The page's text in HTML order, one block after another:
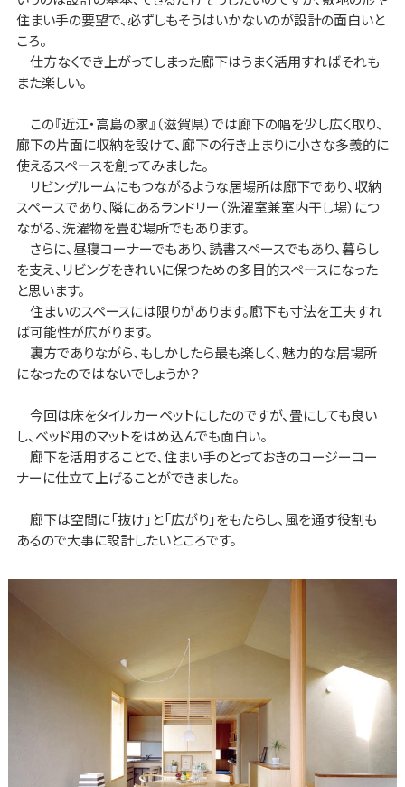
住まい手の要望で、必ずしもそうはいかないのが設計の面白いと
ころ。
仕方なくでき上がってしまった廊下はうまく活用すればそれも
また楽しい。
この『近江・高島の家』（滋賀県）では廊下の幅を少し広く取り、
廊下の片面に収納を設けて、廊下の行き止まりに小さな多義的に
使えるスペースを創ってみました。
リビングルームにもつながるような居場所は廊下であり、収納
スペースであり、隣にあるランドリー（洗濯室兼室内干し場）につ
ながる、洗濯物を畳む場所でもあります。
さらに、昼寝コーナーでもあり、読書スペースでもあり、暮らし
を支え、リビングをきれいに保つための多目的スペースになった
と思います。
住まいのスペースには限りがあります。廊下も寸法を工夫すれ
ば可能性が広がります。
裏方でありながら、もしかしたら最も楽しく、魅力的な居場所
になったのではないでしょうか？
今回は床をタイルカーペットにしたのですが、畳にしても良い
し、ベッド用のマットをはめ込んでも面白い。
廊下を活用することで、住まい手のとっておきのコージーコー
ナーに仕立て上げることができました。
廊下は空間に「抜け」と「広がり」をもたらし、風を通す役割も
あるので大事に設計したいところです。